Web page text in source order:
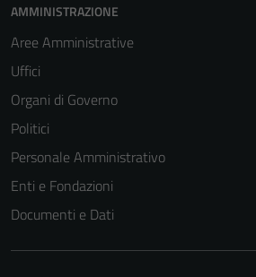
AMMINISTRAZIONE
Aree Amministrative
Uffici
Organi di Governo
Politici
Personale Amministrativo
Enti e Fondazioni
Documenti e Dati